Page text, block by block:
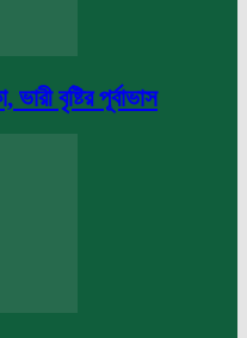
বৃষ্টির পূর্বাভাস